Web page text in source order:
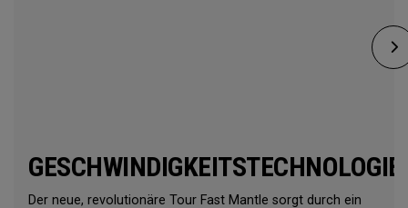
GESCHWINDIGKEITSTECHNOLOGIE
Der neue, revolutionäre Tour Fast Mantle sorgt durch ein